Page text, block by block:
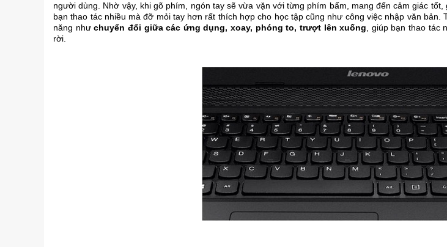
người dùng. Nhờ vậy, khi gõ phím, ngón tay sẽ vừa vặn với từng phím bấm, mang đến cảm giác tốt,
bạn thao tác nhiều mà đỡ mỏi tay hơn rất thích hợp cho học tập cũng như công việc nhập văn bản.
năng nhưchuyển đổi giữa các ứng dụng, xoay, phóng to, trượt lên xuống , giúp bạn thao
rời.